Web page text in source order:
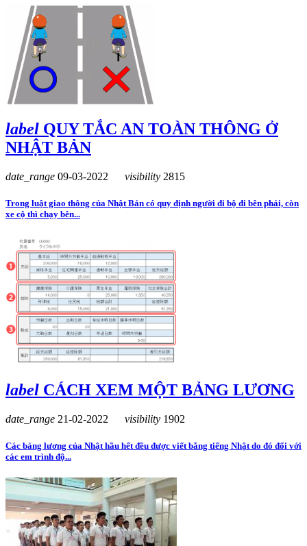
label QUY TẮC AN TOÀN THÔNG Ở
NHẬT BẢN
date_range 09-03-2022 visibility 2815
Trong luật giao thông của Nhật Bản có quy định người đi bộ đi bên phải, còn
xe cộ thì chạy bên...
label CÁCH XEM MỘT BẢNG LƯƠNG
date_range 21-02-2022 visibility 1902
Các bảng lương của Nhật hầu hết đều được viết bằng tiếng Nhật do đó đối với
các em trình độ...